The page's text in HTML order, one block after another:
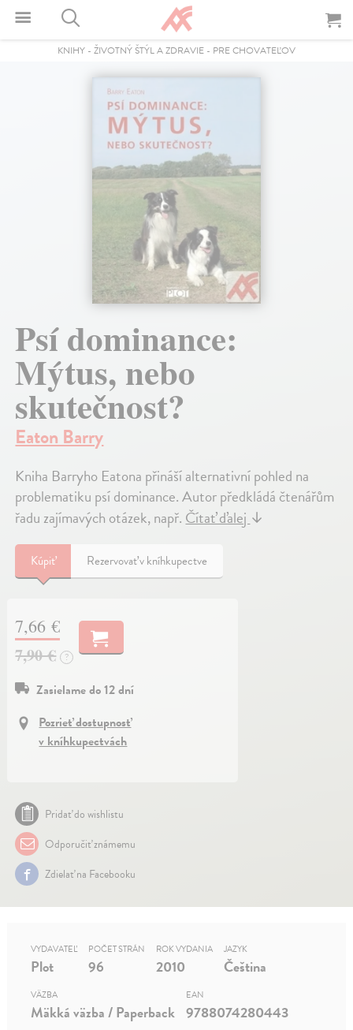
KNIHY - ŽIVOTNÝ ŠTÝL A ZDRAVIE - PRE CHOVATEĽOV
Psí dominance:
Mýtus, nebo
skutečnost?
Eaton Barry
Kniha Barryho Eatona přináší alternativní pohled na
problematiku psí dominance. Autor předkládá čtenářům
řadu zajímavých otázek, např. Čítať ďalej ↓
Kúpiť Rezervovať v kníhkupectve
7,66 €
7,90 €
?
Zasielame do 12 dní
Pozrieť dostupnosť
v kníhkupectvách
Pridať do wishlistu
Odporučiť známemu
Zdielať na Facebooku
VYDAVATEĽ
Plot
POČET STRÁN
96
ROK VYDANIA
2010
JAZYK
Čeština
VÄZBA
Mäkká väzba / Paperback
EAN
9788074280443